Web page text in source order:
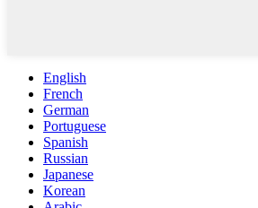
English
French
German
Portuguese
Spanish
Russian
Japanese
Korean